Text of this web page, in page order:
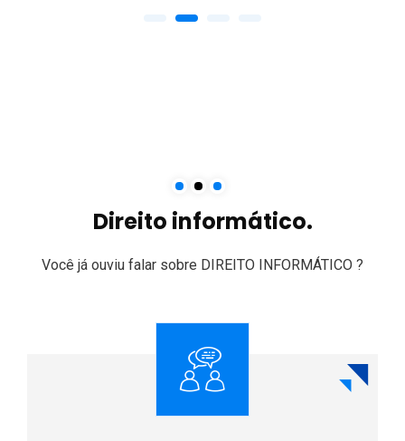
Direito informático.
Você já ouviu falar sobre DIREITO INFORMÁTICO ?